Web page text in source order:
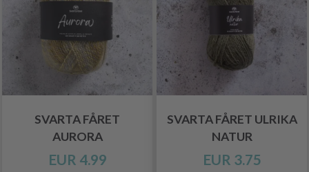
SVARTA FÅRET
AURORA
EUR 4.99
SVARTA FÅRET ULRIKA
NATUR
EUR 3.75